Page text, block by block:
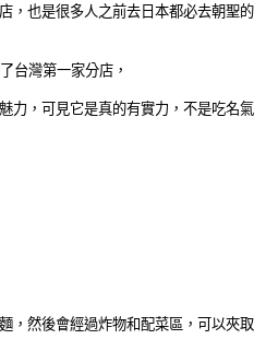
，也是很多人之前去日本都必去朝聖的
台灣第一家分店，
力，可見它是真的有實力，不是吃名氣
，然後會經過炸物和配菜區，可以夾取